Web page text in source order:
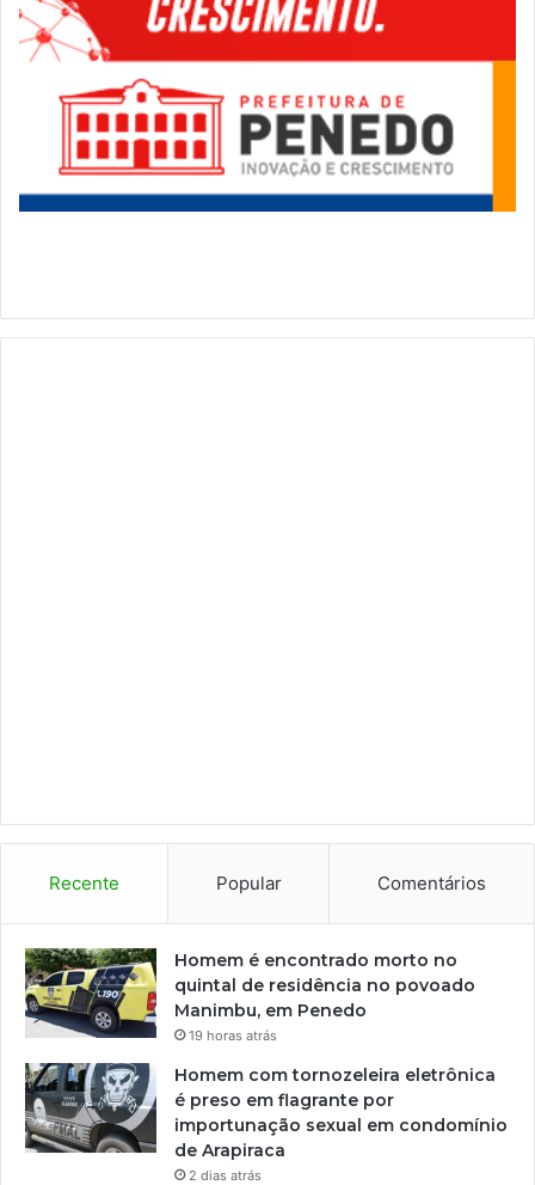
Recente Popular Comentários
Homem é encontrado morto no
quintal de residência no povoado
Manimbu, em Penedo
19 horas atrás
Homem com tornozeleira eletrônica
é preso em flagrante por
importunação sexual em condomínio
de Arapiraca
2 dias atrás